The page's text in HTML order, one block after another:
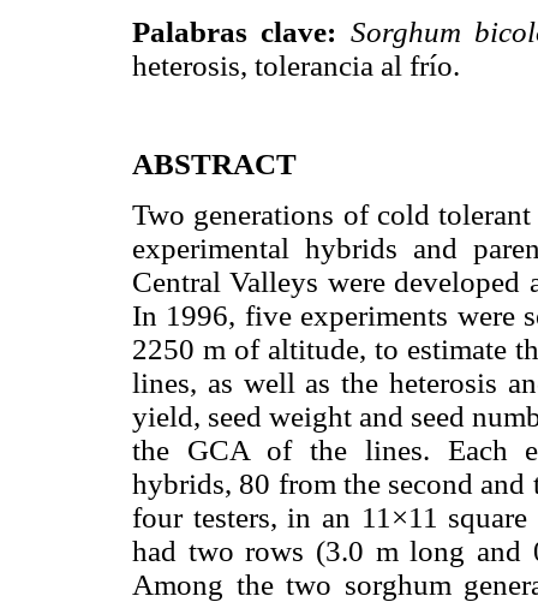
Palabras clave: Sorghum
heterosis, tolerancia al frío.
ABSTRACT
Two generations of cold
experimental hybrids and
Central Valleys were developed
In 1996, five experiments were
2250 m of altitude, to estimate
lines, as well as the heterosis
yield, seed weight and seed
the GCA of the lines. Each
hybrids, 80 from the second
four testers, in an 11×11
had two rows (3.0 m long and
Among the two sorghum